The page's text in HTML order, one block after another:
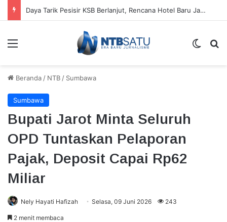
Daya Tarik Pesisir KSB Berlanjut, Rencana Hotel Baru Janjikan Transparansi Izin
Menu
Beranda / NTB / Sumbawa
Sumbawa
Bupati Jarot Minta Seluruh
OPD Tuntaskan Pelaporan
Pajak, Deposit Capai Rp62
Miliar
Nely Hayati Hafizah Selasa, 09 Juni 2026 243
2 menit membaca